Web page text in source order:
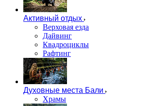
Активный отдых
Верховая езда
Дайвинг
Квадроциклы
Рафтинг
Духовные места Бали
Храмы